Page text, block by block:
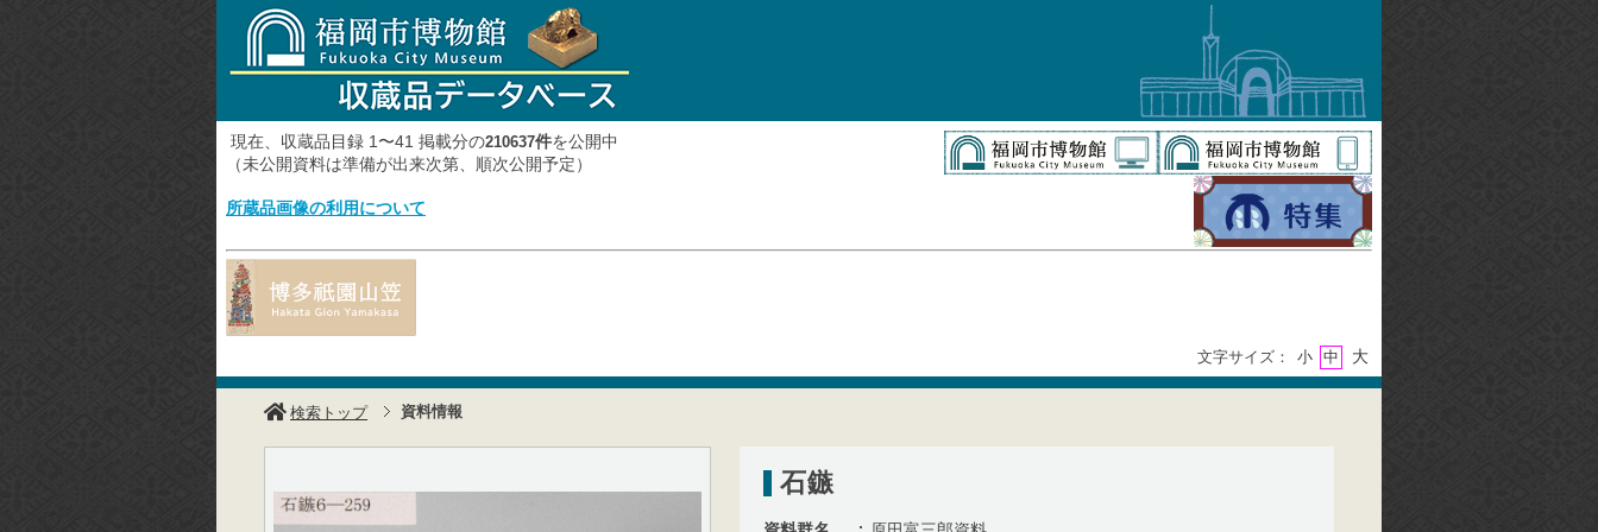
現在、収蔵品目録 1〜41 掲載分の210637件を公開中
（未公開資料は準備が出来次第、順次公開予定）
所蔵品画像の利用について
文字サイズ： 小 中 大
検索トップ 資料情報
石鏃